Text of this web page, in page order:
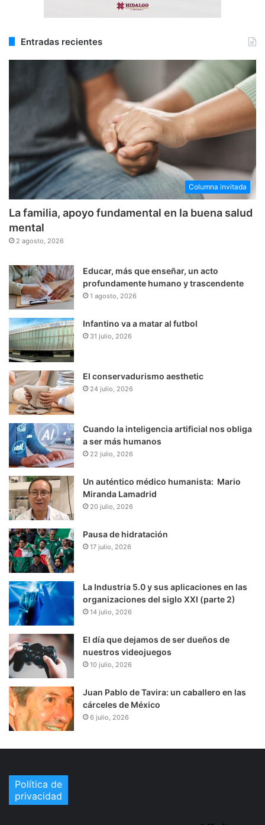
Entradas recientes
Columna invitada
La familia, apoyo fundamental en la buena salud
mental
2 agosto, 2026
Educar, más que enseñar, un acto
profundamente humano y trascendente
1 agosto, 2026
Infantino va a matar al futbol
31 julio, 2026
El conservadurismo aesthetic
24 julio, 2026
Cuando la inteligencia artificial nos obliga
a ser más humanos
22 julio, 2026
Un auténtico médico humanista: Mario
Miranda Lamadrid
20 julio, 2026
Pausa de hidratación
17 julio, 2026
La Industria 5.0 y sus aplicaciones en las
organizaciones del siglo XXI (parte 2)
14 julio, 2026
El día que dejamos de ser dueños de
nuestros videojuegos
10 julio, 2026
Juan Pablo de Tavira: un caballero en las
cárceles de México
6 julio, 2026
Política de
privacidad